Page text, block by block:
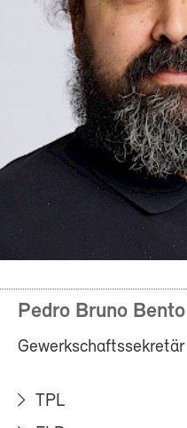
Pedro Bruno
Gewerkschaftssekretär
TPL